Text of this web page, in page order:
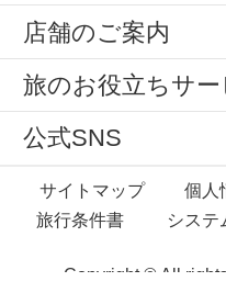
店舗のご案内
旅のお役立ちサー
公式SNS
サイトマップ 個人
旅行条件書
システ
Copyright © All